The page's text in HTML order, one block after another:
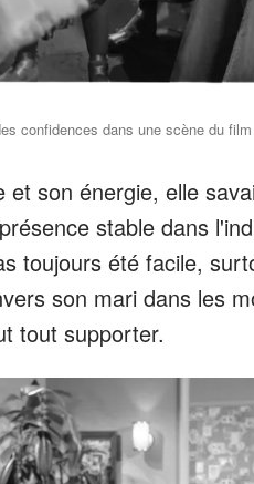
confidences dans une scène du
et son énergie, elle
stable dans
toujours été facile,
son mari dans les
tout supporter.